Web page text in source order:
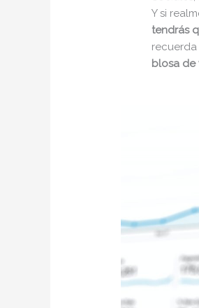
Y si
tendrás
blosa de